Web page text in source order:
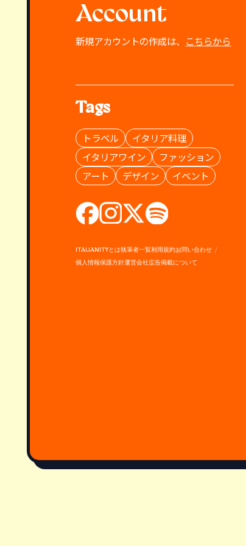
Account
新規アカウントの作成は、 こちらから
Tags
トラベル
イタリア料理
イタリアワイン
ファッション
アート
デザイン イベント
ITALIANITYとは執筆者一覧利用規約お問い合わせ
個人情報保護方針運営会社広告掲載について